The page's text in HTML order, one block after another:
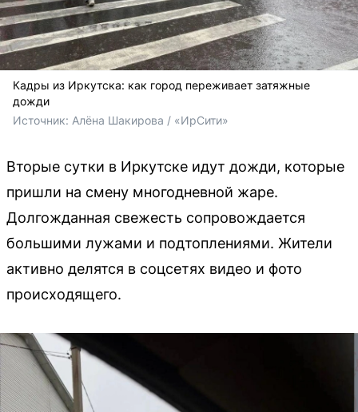
Кадры из Иркутска: как город переживает затяжные
дожди
Источник: Алёна Шакирова / «ИрСити»
Вторые сутки в Иркутске идут дожди, которые
пришли на смену многодневной жаре.
Долгожданная свежесть сопровождается
большими лужами и подтоплениями. Жители
активно делятся в соцсетях видео и фото
происходящего.